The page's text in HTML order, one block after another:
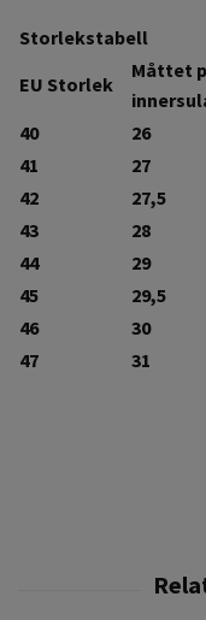
Storlekstabell
EU Storlek
Måttet
40
26
41
27
42
27,5
43
28
44
29
45
29,5
46
30
47
31